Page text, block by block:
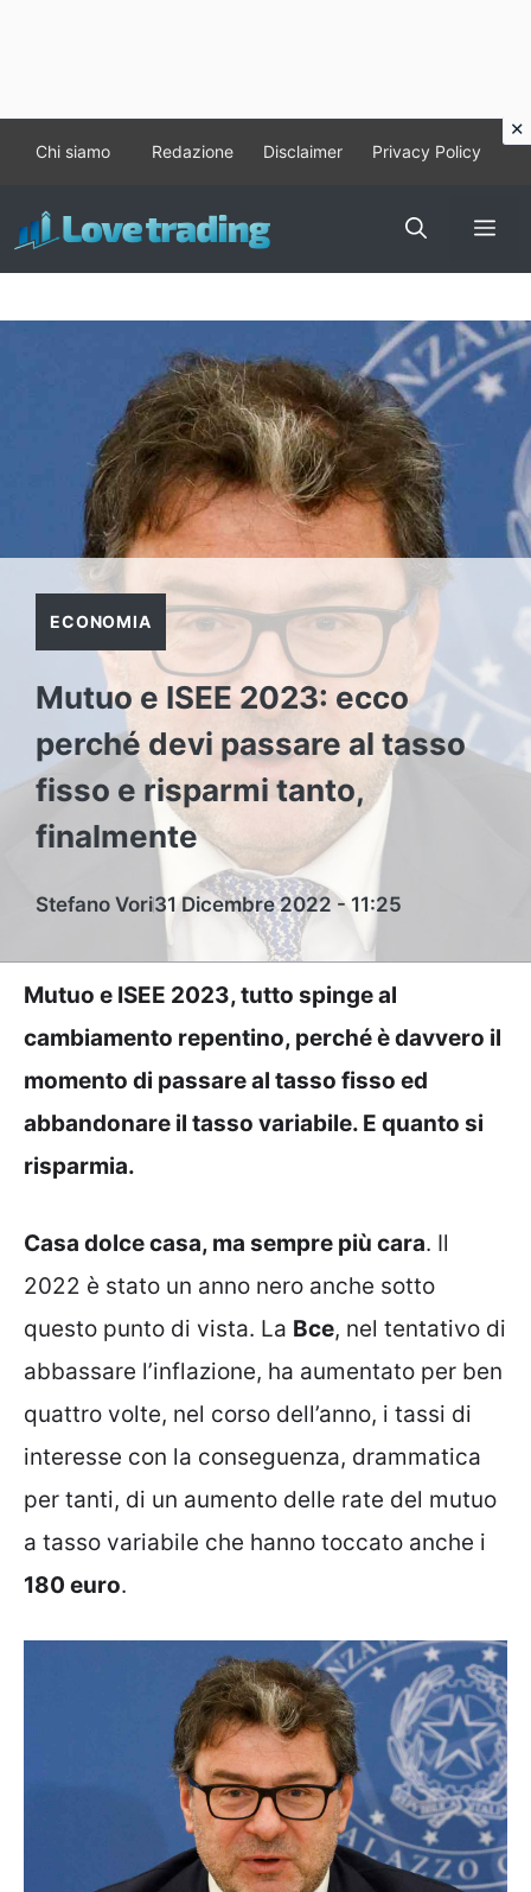
contenuto
Chi siamo Redazione Disclaimer Privacy Policy
ECONOMIA
Mutuo e ISEE 2023: ecco
perché devi passare al tasso
fisso e risparmi tanto,
finalmente
Stefano Vori31 Dicembre 2022 - 11:25
Mutuo e ISEE 2023, tutto spinge al
cambiamento repentino, perché è davvero il
momento di passare al tasso fisso ed
abbandonare il tasso variabile. E quanto si
risparmia.
Casa dolce casa, ma sempre più cara. Il
2022 è stato un anno nero anche sotto
questo punto di vista. La Bce, nel tentativo di
abbassare l’inflazione, ha aumentato per ben
quattro volte, nel corso dell’anno, i tassi di
interesse con la conseguenza, drammatica
per tanti, di un aumento delle rate del mutuo
a tasso variabile che hanno toccato anche i
180 euro.